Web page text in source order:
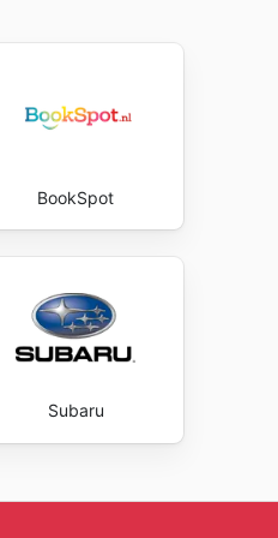
ontstaan
zijn in hun
en
BookSpot
Subaru